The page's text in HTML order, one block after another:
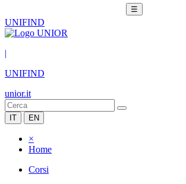
☰
UNIFIND
|
UNIFIND
unior.it
IT EN
×
Home
Corsi